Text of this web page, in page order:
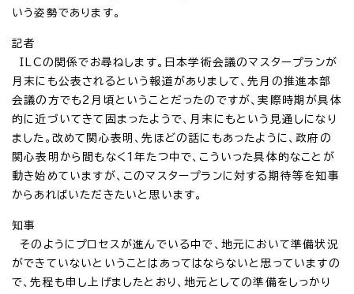
いう姿勢であります。
記者
ILCの関係でお尋ねします。日本学術会議のマスタープランが
月末にも公表されるという報道がありまして、先月の推進本部
会議の方でも2月頃ということだったのですが、実際時期が具体
的に近づいてきて固まったようで、月末にもという見通しになり
ました。改めて関心表明、先ほどの話にもあったように、政府の
関心表明から間もなく1年たつ中で、こういった具体的なことが
動き始めていますが、このマスタープランに対する期待等を知事
からあればいただきたいと思います。
知事
そのようにプロセスが進んでいる中で、地元において準備状況
ができていないということはあってはならないと思っていますの
で、先程も申し上げましたとおり、地元としての準備をしっかり